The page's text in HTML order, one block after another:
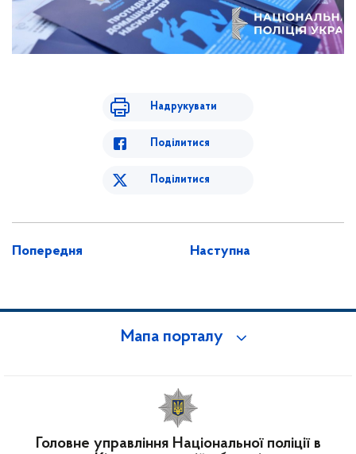
Надрукувати
Поділитися
Поділитися
Попередня Наступна
Мапа порталу
Головне управління Національної поліції в